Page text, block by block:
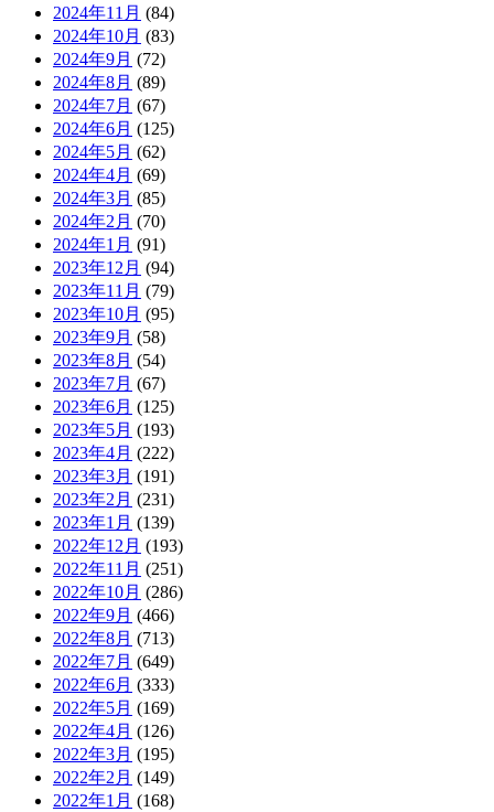
2024年11月 (84)
2024年10月 (83)
2024年9月 (72)
2024年8月 (89)
2024年7月 (67)
2024年6月 (125)
2024年5月 (62)
2024年4月 (69)
2024年3月 (85)
2024年2月 (70)
2024年1月 (91)
2023年12月 (94)
2023年11月 (79)
2023年10月 (95)
2023年9月 (58)
2023年8月 (54)
2023年7月 (67)
2023年6月 (125)
2023年5月 (193)
2023年4月 (222)
2023年3月 (191)
2023年2月 (231)
2023年1月 (139)
2022年12月 (193)
2022年11月 (251)
2022年10月 (286)
2022年9月 (466)
2022年8月 (713)
2022年7月 (649)
2022年6月 (333)
2022年5月 (169)
2022年4月 (126)
2022年3月 (195)
2022年2月 (149)
2022年1月 (168)